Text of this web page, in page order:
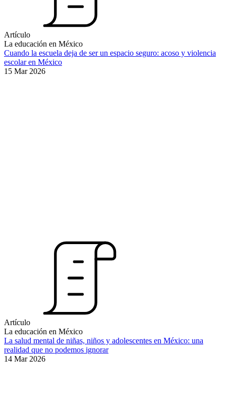
Artículo
La educación en México
Cuando la escuela deja de ser un espacio seguro: acoso y violencia
escolar en México
15 Mar 2026
Artículo
La educación en México
La salud mental de niñas, niños y adolescentes en México: una
realidad que no podemos ignorar
14 Mar 2026